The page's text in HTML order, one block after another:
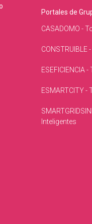
Portales de
CASADOMO -
ESEFICIENCIA
ESMARTCITY
Inteligentes